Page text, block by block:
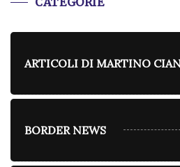
ARTICOLI DI MARTINO
BORDER NEWS